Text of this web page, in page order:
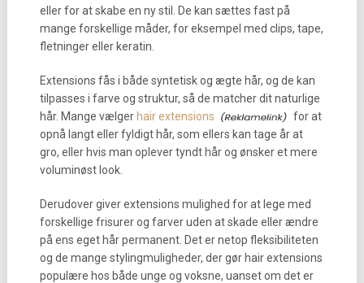
eller for at skabe en ny stil. De kan sættes fast på
mange forskellige måder, for eksempel med clips, tape,
fletninger eller keratin.
Extensions fås i både syntetisk og ægte hår, og de kan
tilpasses i farve og struktur, så de matcher dit naturlige
hår. Mange vælger hair extensions
for at
opnå langt eller fyldigt hår, som ellers kan tage år at
gro, eller hvis man oplever tyndt hår og ønsker et mere
voluminøst look.
Derudover giver extensions mulighed for at lege med
forskellige frisurer og farver uden at skade eller ændre
på ens eget hår permanent. Det er netop fleksibiliteten
og de mange stylingmuligheder, der gør hair extensions
populære hos både unge og voksne, uanset om det er